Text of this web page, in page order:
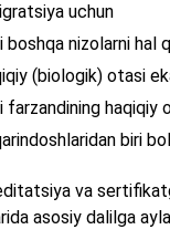
uchun
nizolarni hal
(biologik) otasi
haqiqiy
biri
va
asosiy dalilga